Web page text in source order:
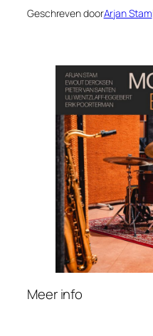
Geschreven doorArjan Stam
Meer info